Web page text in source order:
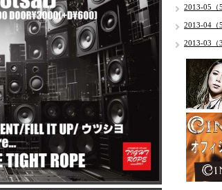
2013-05（5
2013-04（5
2013-03（3